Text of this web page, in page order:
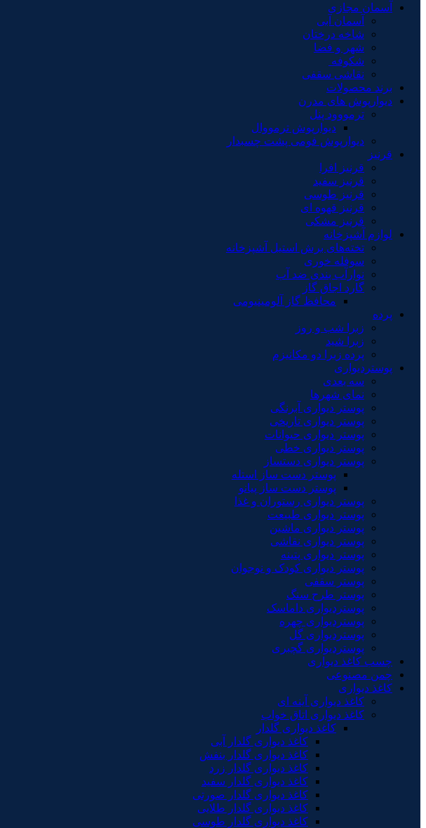
آسمان مجازی
آسمان آبی
شاخه درختان
شهر و فضا
شکوفه
نقاشی سقفی
برند محصولات
دیوارپوش های مدرن
ترمووود پنل
دیوارپوش ترمووال
دیوارپوش فومی پشت چسبدار
قرنیز
قرنیز افرا
قرنیز سفید
قرنیز طوسی
قرنیز قهوه ای
قرنیز مشکی
لوازم آشپزخانه
تخته‌های برش استیل آشپزخانه
سوفله خوری
نوارآب بندی ضد آب
گارد اجاق گاز
محافظ گاز آلومینیومی
پرده
زبرا شب و روز
زبرا شید
پرده زبرا دو مکانیزم
پوستردیواری
سه بعدی
نمای شهرها
پوستر دیواری آبرنگی
پوستر دیواری تاریخی
پوستر دیواری حیوانات
پوستر دیواری خطی
پوستر دیواری دستساز
پوستر دست ساز استله
پوستر دست ساز پیانو
پوستر دیواری رستوران و غذا
پوستر دیواری طبیعت
پوستر دیواری ماشین
پوستر دیواری نقاشی
پوستر دیواری پتینه
پوستر دیواری کودک و نوجوان
پوستر سقفی
پوستر طرح سنگ
پوستردیواری داماسک
پوستردیواری چهره
پوستردیواری گل
پوستردیواری گچبری
چسب کاغذ دیواری
چمن مصنوعی
کاغذ دیواری
کاغذ دیواری آینه ای
کاغذ دیواری اتاق خواب
کاغذ دیواری گلدار
کاغذ دیواری گلدار آبی
کاغذ دیواری گلدار بنفش
کاغذ دیواری گلدار زرد
کاغذ دیواری گلدار سفید
کاغذ دیواری گلدار صورتی
کاغذ دیواری گلدار طلایی
کاغذ دیواری گلدار طوسی